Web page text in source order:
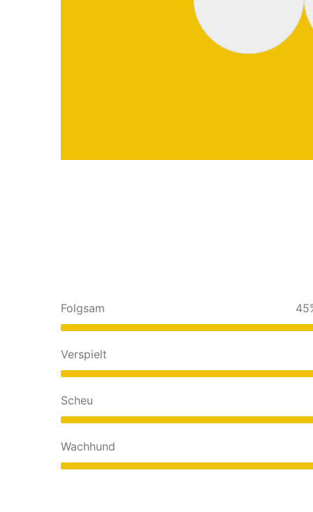
Folgsam
Verspielt
Scheu
Wachhund